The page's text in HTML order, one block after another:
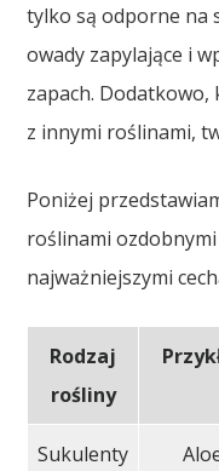
tylko są odporne na
owady zapylające i
zapach.
z innymi roślinami,
Poniżej
roślinami
najważniejszymi
Rodzaj
rośliny
Sukulenty